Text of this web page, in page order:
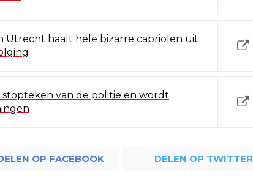
Utrecht haalt hele bizarre capriolen uit
van de politie en wordt
OP FACEBOOK DELEN OP TWITTER